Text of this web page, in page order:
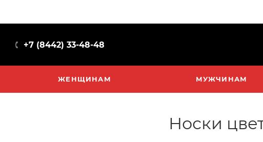
+7 (8442) 33-48-48
ЖЕНЩИНАМ МУЖЧИНАМ
Носки